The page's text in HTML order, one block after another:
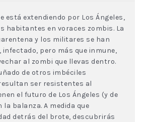
está extendiendo por Los Ángeles,
habitantes en voraces zombis. La
y los militares se han
infectado, pero más que inmune,
al zombi que llevas dentro.
de otros imbéciles
ser resistentes al
el futuro de Los Ángeles (y de
la balanza. A medida que
detrás del brote, descubrirás